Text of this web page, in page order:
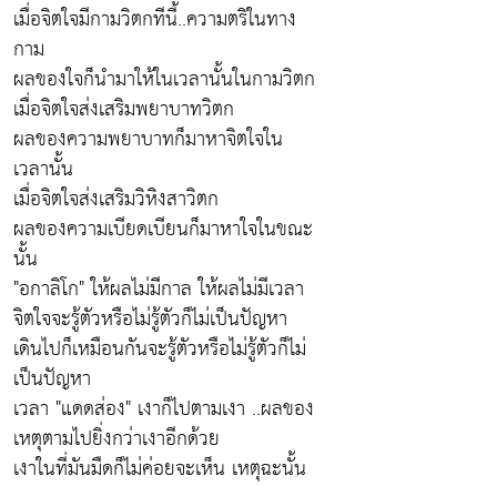
เมื่อจิตใจมีกามวิตกทีนี้..ความตริในทาง
กาม
ผลของใจก็นำมาให้ในเวลานั้นในกามวิตก
เมื่อจิตใจส่งเสริมพยาบาทวิตก
ผลของความพยาบาทก็มาหาจิตใจใน
เวลานั้น
เมื่อจิตใจส่งเสริมวิหิงสาวิตก
ผลของความเบียดเบียนก็มาหาใจในขณะ
นั้น
"อกาลิโก" ให้ผลไม่มีกาล ให้ผลไม่มีเวลา
จิตใจจะรู้ตัวหรือไม่รู้ตัวก็ไม่เป็นปัญหา
เดินไปก็เหมือนกันจะรู้ตัวหรือไม่รู้ตัวก็ไม่
เป็นปัญหา
เวลา "แดดส่อง" เงาก็ไปตามเงา ..ผลของ
เหตุตามไปยิ่งกว่าเงาอีกด้วย
เงาในที่มันมืดก็ไม่ค่อยจะเห็น เหตุฉะนั้น